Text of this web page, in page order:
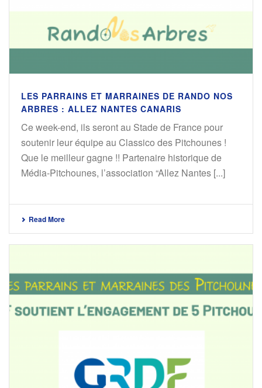
LES PARRAINS ET MARRAINES DE RANDO NOS
ARBRES : ALLEZ NANTES CANARIS
Ce week-end, ils seront au Stade de France pour
soutenir leur équipe au Classico des Pitchounes !
Que le meilleur gagne !! Partenaire historique de
Média-Pitchounes, l’association “Allez Nantes [...]
Read More